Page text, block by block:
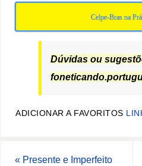
Celpe-Bras na
Dúvidas ou
ADICIONAR A FAVORITOS
« Presente e Imperfeito